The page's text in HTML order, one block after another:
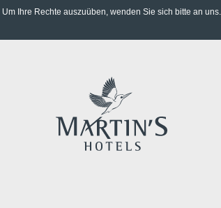
Um Ihre Rechte auszuüben, wenden Sie sich bitte an uns.